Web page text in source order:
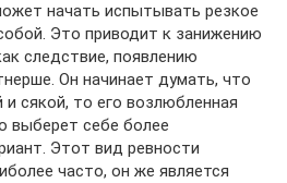
начать испытывать резкое
Это приводит к занижению
следствие, появлению
Он начинает думать, что
и сякой, то его возлюбленная
выберет себе более
Этот вид ревности
часто, он же является